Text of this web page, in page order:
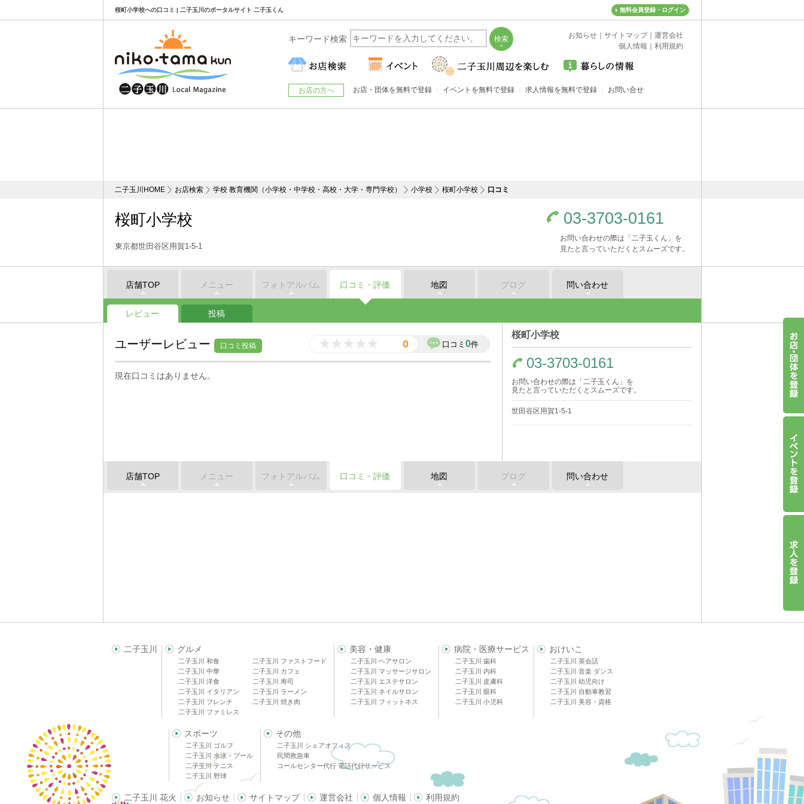
桜町小学校への口コミ | 二子玉川のポータルサイト 二子玉くん 無料会員登録・ログイン
二子玉川HOME お店検索 学校 教育機関（小学校・中学校・高校・大学・専門学校） 小学校 桜町小学校 口コミ
桜町小学校
東京都世田谷区用賀1-5-1
03-3703-0161
お問い合わせの際は「二子玉くん」を
見たと言っていただくとスムーズです。
店舗TOP メニュー フォトアルバム 口コミ・評価 地図 ブログ 問い合わせ
レビュー 投稿
ユーザーレビュー 0 口コミ 0件
口コミ投稿
現在口コミはありません。
桜町小学校
03-3703-0161
お問い合わせの際は「二子玉くん」を
見たと言っていただくとスムーズです。
世田谷区用賀1-5-1
店舗TOP メニュー フォトアルバム 口コミ・評価 地図 ブログ 問い合わせ
二子玉川 グルメ
二子玉川 和食
二子玉川 中華
二子玉川 洋食
二子玉川 イタリアン
二子玉川 フレンチ
二子玉川 ファミレス
二子玉川 ファストフード
二子玉川 カフェ
二子玉川 寿司
二子玉川 ラーメン
二子玉川 焼き肉
美容・健康
二子玉川 ヘアサロン
二子玉川 マッサージサロン
二子玉川 エステサロン
二子玉川 ネイルサロン
二子玉川 フィットネス
病院・医療サービス
二子玉川 歯科
二子玉川 内科
二子玉川 皮膚科
二子玉川 眼科
二子玉川 小児科
おけいこ
二子玉川 英会話
二子玉川 音楽 ダンス
二子玉川 幼児向け
二子玉川 自動車教習
二子玉川 美容・資格
スポーツ
二子玉川 ゴルフ
二子玉川 水泳・プール
二子玉川 テニス
二子玉川 野球
その他
二子玉川 シェアオフィス
民間救急車
コールセンター代行 電話代行サービス
二子玉川 花火 お知らせ サイトマップ 運営会社 個人情報 利用規約
キーワード検索 お知らせ サイトマップ｜ 運営会社
個人情報
利用規約
お店の方へ お店・団体を無料で登録 イベントを無料で登録 求人情報を無料で登録 お問い合せ